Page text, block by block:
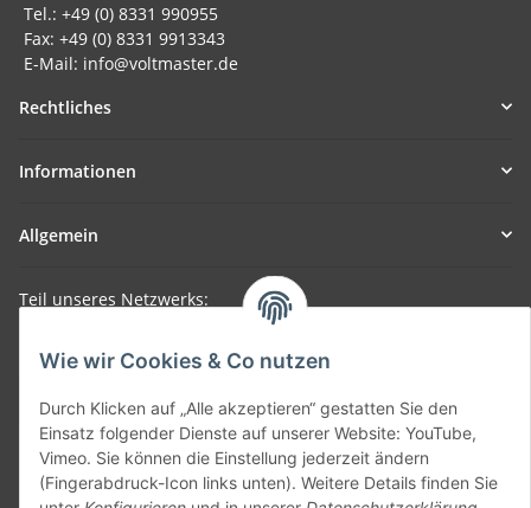
Wie wir Cookies & Co nutzen
Durch Klicken auf „Alle akzeptieren“ gestatten Sie den
Einsatz folgender Dienste auf unserer Website: YouTube,
Vimeo. Sie können die Einstellung jederzeit ändern
(Fingerabdruck-Icon links unten). Weitere Details finden Sie
Tel.: +49 (0) 8331 990955
Fax: +49 (0) 8331 9913343
E-Mail: info@voltmaster.de
Rechtliches
Informationen
Allgemein
Teil unseres Netzwerks:
SmoliTec - Safety. Simplified. Worldwide. ( B2B Shop )
Vertrag widerrufen